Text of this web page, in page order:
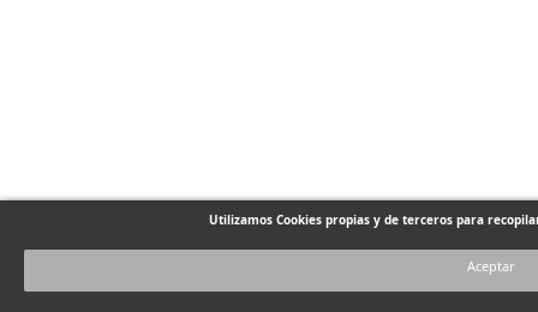
Utilizamos Cookies propias y de terceros para
Aceptar